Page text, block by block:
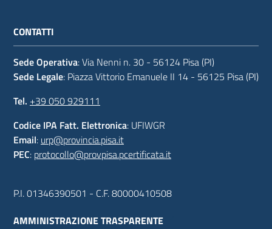
CONTATTI
Sede Operativa: Via Nenni n. 30 - 56124 Pisa (PI)
Sede Legale: Piazza Vittorio Emanuele II 14 - 56125 Pisa (PI)
Tel. +39 050 929111
Codice IPA Fatt. Elettronica: UFIWGR
Email: urp@provincia.pisa.it
PEC: protocollo@provpisa.pcertificata.it
P.I. 01346390501 - C.F. 80000410508
AMMINISTRAZIONE TRASPARENTE